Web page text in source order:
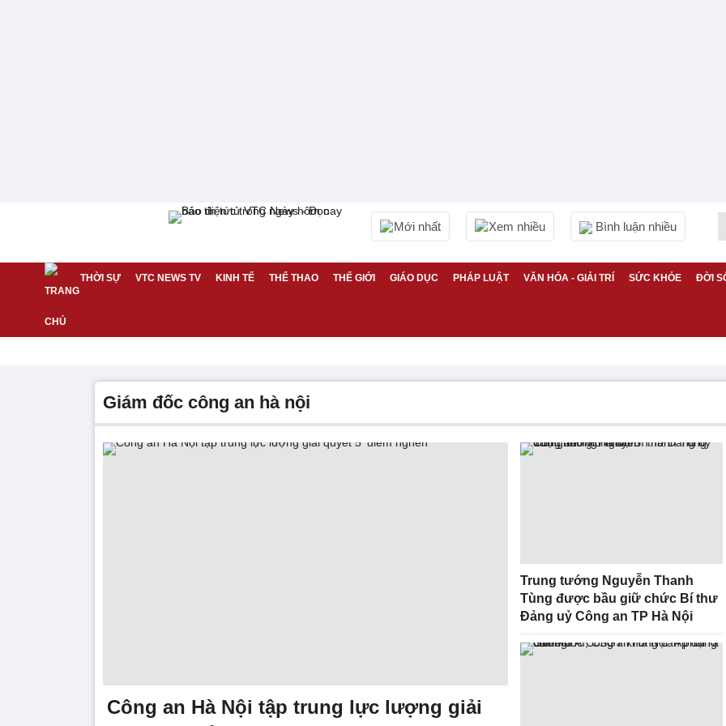
Mới nhất Xem nhiều Bình luận nhiều
THỜI SỰ VTC NEWS TV KINH TẾ THỂ THAO THẾ GIỚI GIÁO DỤC PHÁP LUẬT VĂN HÓA - GIẢI TRÍ SỨC KHỎE ĐỜI
giám đốc công an hà nội
Công an Hà Nội tập trung lực lượng giải
Trung tướng Nguyễn Thanh
Tùng được bầu giữ chức Bí thư
Đảng uỷ Công an TP Hà Nội